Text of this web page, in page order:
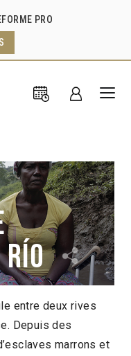
PRO
río
2021
1h12
entre deux rives
Depuis des
marrons et